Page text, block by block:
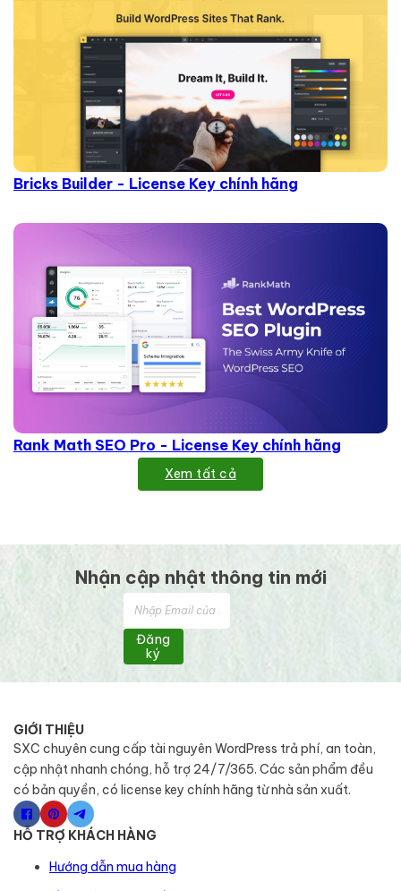
Bricks Builder - License Key chính hãng
Rank Math SEO Pro - License Key chính hãng
Xem tất cả
Nhận cập nhật thông tin mới
Đăng
ký
GIỚI THIỆU
SXC chuyên cung cấp tài nguyên WordPress trả phí, an toàn,
cập nhật nhanh chóng, hỗ trợ 24/7/365. Các sản phẩm đều
có bản quyền, có license key chính hãng từ nhà sản xuất.
HỖ TRỢ KHÁCH HÀNG
Hướng dẫn mua hàng